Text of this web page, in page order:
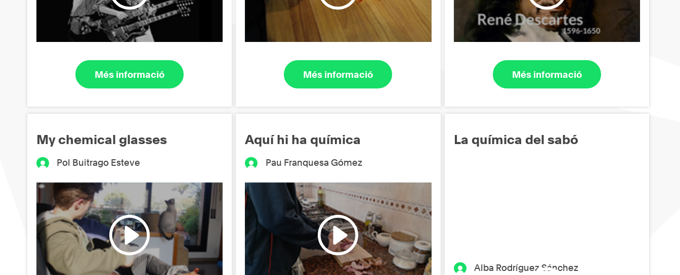
Més informació Més informació Més informació
My chemical glasses
Pol Buitrago Esteve
Aquí hi ha química
Pau Franquesa Gómez
La química del sabó
Alba Rodríguez Sánchez